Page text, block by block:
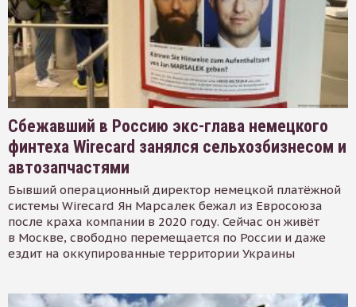
Сбежавший в Россию экс-глава немецкого
финтеха Wirecard занялся сельхозбизнесом и
автозапчастями
Бывший операционный директор немецкой платёжной
системы Wirecard Ян Марсалек бежал из Евросоюза
после краха компании в 2020 году. Сейчас он живёт
в Москве, свободно перемещается по России и даже
ездит на оккупированные территории Украины